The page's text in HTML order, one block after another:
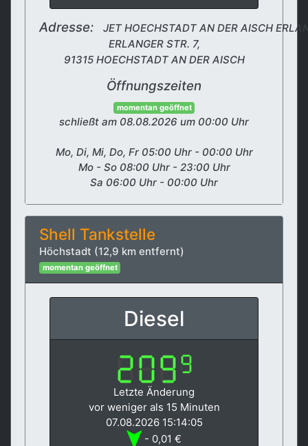
Adresse:
JET HOECHSTADT AN DER AISCH
ERLANGER STR. 7,
91315 HOECHSTADT AN DER AISCH
Öffnungszeiten
momentan geöffnet
schließt am 08.08.2026 um 00:00 Uhr
Mo, Di, Mi, Do, Fr 05:00 Uhr - 00:00 Uhr
Mo - So 08:00 Uhr - 23:00 Uhr
Sa 06:00 Uhr - 00:00 Uhr
Shell Tankstelle
Höchstadt (12,9 km entfernt)
momentan geöffnet
Diesel
Letzte Änderung
vor weniger als 15 Minuten
07.08.2026 15:14:05
- 0,01 €